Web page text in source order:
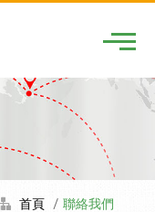
首頁 聯絡我們